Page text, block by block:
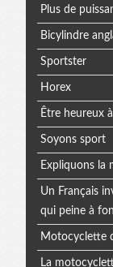
Plus de
Bicylindre
Sportster
Horex
Être heureux
Soyons sport
Expliquons la
Un Français
qui peine à
Motocyclette
La